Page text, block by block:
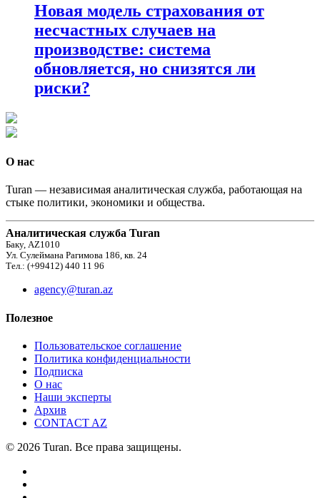
Новая модель страхования от
несчастных случаев на
производстве: система
обновляется, но снизятся ли
риски?
О нас
Turan — независимая аналитическая служба, работающая на
стыке политики, экономики и общества.
Аналитическая служба Turan
Баку, AZ1010
Ул. Сулеймана Рагимова 186, кв. 24
Тел.: (+99412) 440 11 96
agency@turan.az
Полезное
Пользовательское соглашение
Политика конфиденциальности
Подписка
О нас
Наши эксперты
Архив
CONTACT AZ
© 2026 Turan. Все права защищены.